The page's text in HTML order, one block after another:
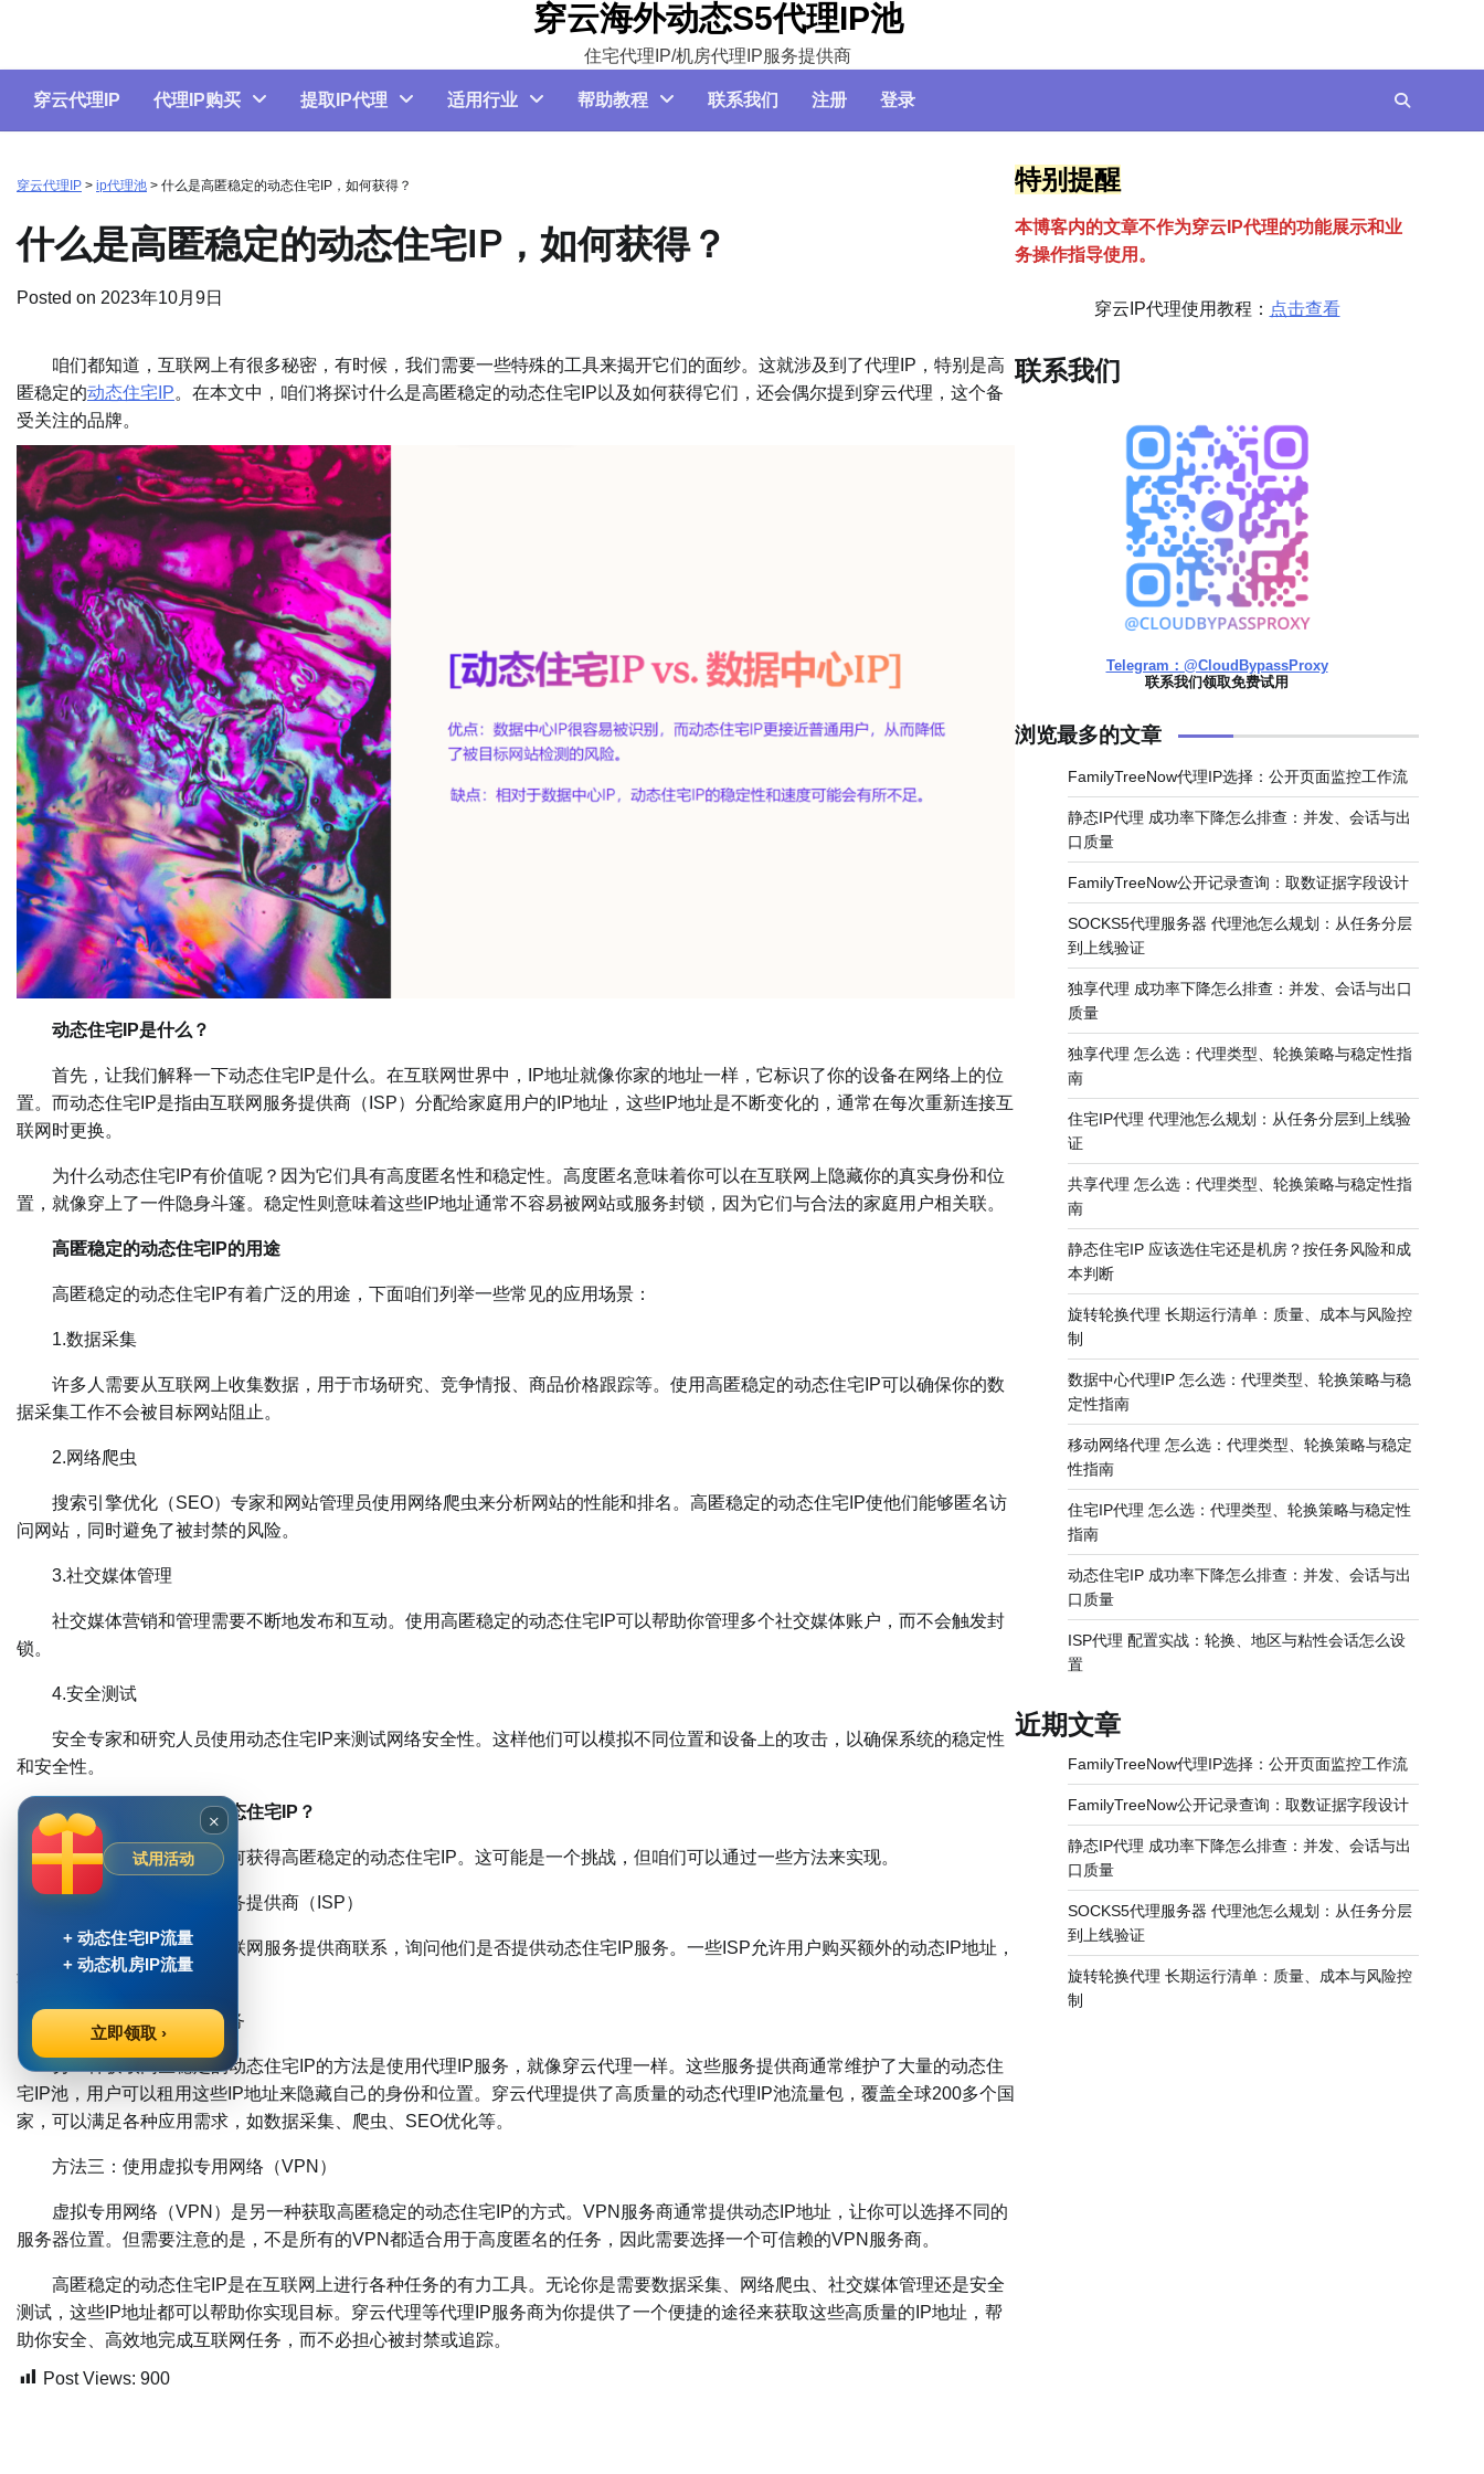
content
穿云海外动态S5代理IP池
住宅代理IP/机房代理IP服务提供商
穿云代理IP 代理IP购买 提取IP代理 适用行业 帮助教程 联系我们 注册 登录
穿云代理IP > ip代理池 > 什么是高匿稳定的动态住宅IP，如何获得？
什么是高匿稳定的动态住宅IP，如何获得？
Posted on 2023年10月9日
咱们都知道，互联网上有很多秘密，有时候，我们需要一些特殊的工具来揭开它们的面纱。这就涉及到了代理IP，特别是高
匿稳定的动态住宅IP。在本文中，咱们将探讨什么是高匿稳定的动态住宅IP以及如何获得它们，还会偶尔提到穿云代理，这个备
受关注的品牌。
动态住宅IP是什么？
首先，让我们解释一下动态住宅IP是什么。在互联网世界中，IP地址就像你家的地址一样，它标识了你的设备在网络上的位
置。而动态住宅IP是指由互联网服务提供商（ISP）分配给家庭用户的IP地址，这些IP地址是不断变化的，通常在每次重新连接互
联网时更换。
为什么动态住宅IP有价值呢？因为它们具有高度匿名性和稳定性。高度匿名意味着你可以在互联网上隐藏你的真实身份和位
置，就像穿上了一件隐身斗篷。稳定性则意味着这些IP地址通常不容易被网站或服务封锁，因为它们与合法的家庭用户相关联。
高匿稳定的动态住宅IP的用途
高匿稳定的动态住宅IP有着广泛的用途，下面咱们列举一些常见的应用场景：
1.数据采集
许多人需要从互联网上收集数据，用于市场研究、竞争情报、商品价格跟踪等。使用高匿稳定的动态住宅IP可以确保你的数
据采集工作不会被目标网站阻止。
2.网络爬虫
搜索引擎优化（SEO）专家和网站管理员使用网络爬虫来分析网站的性能和排名。高匿稳定的动态住宅IP使他们能够匿名访
问网站，同时避免了被封禁的风险。
3.社交媒体管理
社交媒体营销和管理需要不断地发布和互动。使用高匿稳定的动态住宅IP可以帮助你管理多个社交媒体账户，而不会触发封
锁。
4.安全测试
安全专家和研究人员使用动态住宅IP来测试网络安全性。这样他们可以模拟不同位置和设备上的攻击，以确保系统的稳定性
和安全性。
如何获得高匿稳定的动态住宅IP？
现在，让我们来谈谈如何获得高匿稳定的动态住宅IP。这可能是一个挑战，但咱们可以通过一些方法来实现。
方法一：联系互联网服务提供商（ISP）
首先，你可以与你的互联网服务提供商联系，询问他们是否提供动态住宅IP服务。一些ISP允许用户购买额外的动态IP地址，
这些IP地址通常是高匿的。
方法二：使用代理IP服务
另一种获取高匿稳定的动态住宅IP的方法是使用代理IP服务，就像穿云代理一样。这些服务提供商通常维护了大量的动态住
宅IP池，用户可以租用这些IP地址来隐藏自己的身份和位置。穿云代理提供了高质量的动态代理IP池流量包，覆盖全球200多个国
家，可以满足各种应用需求，如数据采集、爬虫、SEO优化等。
方法三：使用虚拟专用网络（VPN）
虚拟专用网络（VPN）是另一种获取高匿稳定的动态住宅IP的方式。VPN服务商通常提供动态IP地址，让你可以选择不同的
服务器位置。但需要注意的是，不是所有的VPN都适合用于高度匿名的任务，因此需要选择一个可信赖的VPN服务商。
高匿稳定的动态住宅IP是在互联网上进行各种任务的有力工具。无论你是需要数据采集、网络爬虫、社交媒体管理还是安全
测试，这些IP地址都可以帮助你实现目标。穿云代理等代理IP服务商为你提供了一个便捷的途径来获取这些高质量的IP地址，帮
助你安全、高效地完成互联网任务，而不必担心被封禁或追踪。
Post Views: 900
特别提醒
本博客内的文章不作为穿云 P代理的功能展示和业
务操作指导使用。
穿云IP代理使用教程： 点击查看
联系我们
Telegram：@CloudBypassProxy
联系我们领取免费试用
浏览最多的文章
FamilyTreeNow代理IP选择：公开页面监控工作流
静态IP代理 成功率下降怎么排查：并发、会话与出
口质量
FamilyTreeNow公开记录查询：取数证据字段设计
SOCKS5代理服务器 代理池怎么规划：从任务分层
到上线验证
独享代理 成功率下降怎么排查：并发、会话与出口
质量
独享代理 怎么选：代理类型、轮换策略与稳定性指
南
住宅IP代理 代理池怎么规划：从任务分层到上线验
证
共享代理 怎么选：代理类型、轮换策略与稳定性指
南
静态住宅IP 应该选住宅还是机房？按任务风险和成
本判断
旋转轮换代理 长期运行清单：质量、成本与风险控
制
数据中心代理IP 怎么选：代理类型、轮换策略与稳
定性指南
移动网络代理 怎么选：代理类型、轮换策略与稳定
性指南
住宅IP代理 怎么选：代理类型、轮换策略与稳定性
指南
动态住宅IP 成功率下降怎么排查：并发、会话与出
口质量
ISP代理 配置实战：轮换、地区与粘性会话怎么设
置
近期文章
FamilyTreeNow代理IP选择：公开页面监控工作流
FamilyTreeNow公开记录查询：取数证据字段设计
静态IP代理 成功率下降怎么排查：并发、会话与出
口质量
SOCKS5代理服务器 代理池怎么规划：从任务分层
到上线验证
旋转轮换代理 长期运行清单：质量、成本与风险控
制
×
试用活动
+ 动态住宅IP流量
+ 动态机房IP流量
立即领取 ›